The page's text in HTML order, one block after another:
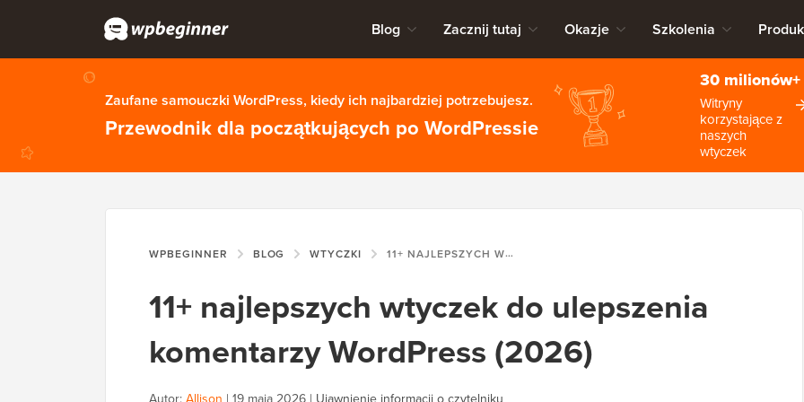
Blog Zacznij tutaj Okazje Szkolenia
Zaufane samouczki WordPress, kiedy ich najbardziej potrzebujesz.
Przewodnik dla początkujących po WordPressie
30 milionów+
Witryny
korzystające z
naszych
wtyczek
WPBEGINNER BLOG WTYCZKI 11+ NAJLEPSZYCH WTYCZEK DO ULEPSZENIA KOMENTARZY WORDPRESS (2026)
11+ najlepszych wtyczek do ulepszenia
komentarzy WordPress (2026)